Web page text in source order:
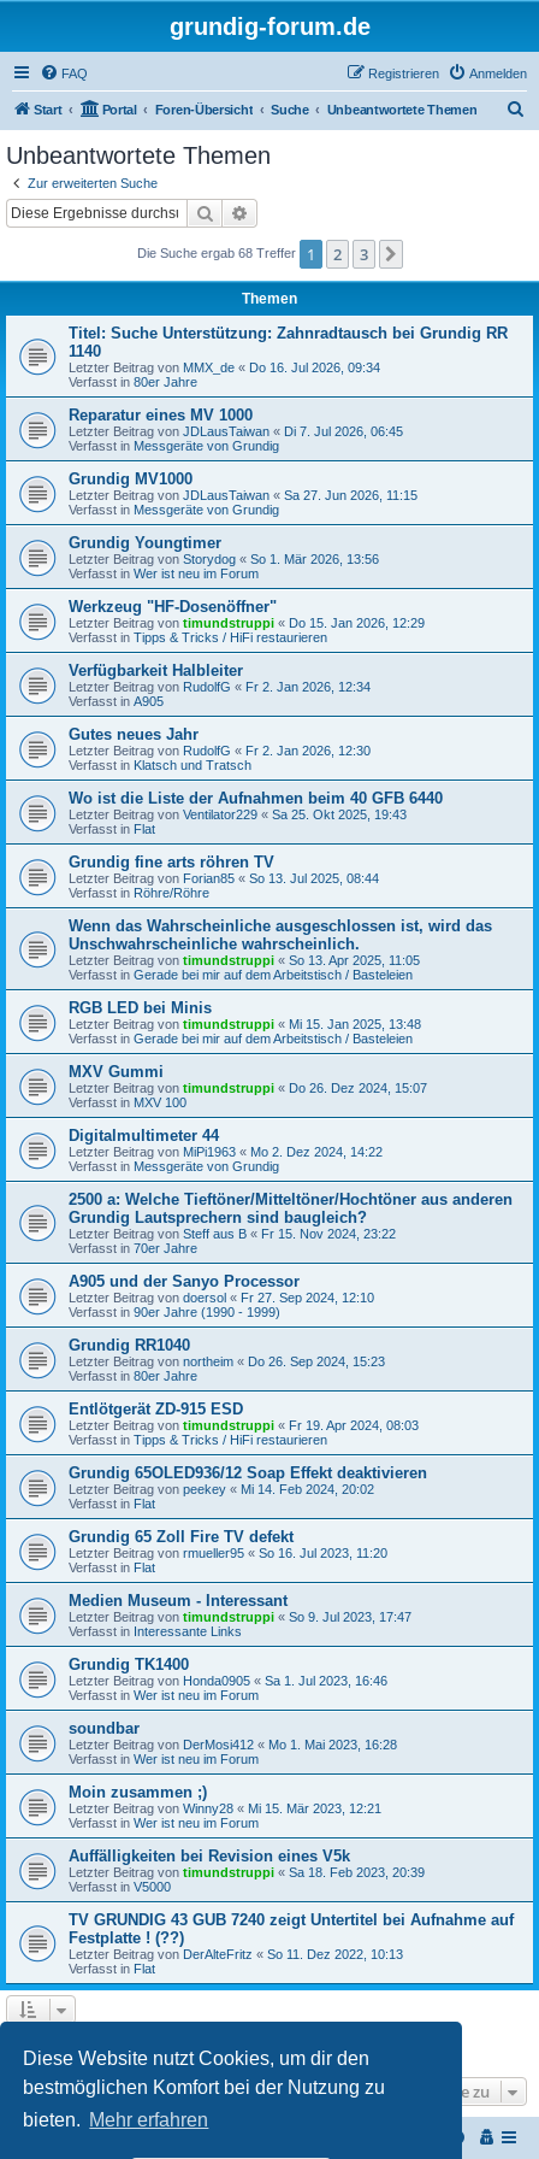
Diese Website nutzt Cookies, um dir den
bestmöglichen Komfort bei der Nutzung zu
bieten. Mehr erfahren
grundig-forum.de
FAQ Anmelden
Registrieren
Start Portal Foren-Übersicht Suche Unbeantwortete Themen
Unbeantwortete Themen
Zur erweiterten Suche
Suche
Die Suche ergab 68 Treffer 1 2 3
Themen
Titel: Suche Unterstützung: Zahnradtausch bei Grundig RR
1140
Letzter Beitrag von MMX_de « Do 16. Jul 2026, 09:34
Verfasst in 80er Jahre
Reparatur eines MV 1000
Letzter Beitrag von JDLausTaiwan « Di 7. Jul 2026, 06:45
Verfasst in Messgeräte von Grundig
Grundig MV1000
Letzter Beitrag von JDLausTaiwan « Sa 27. Jun 2026, 11:15
Verfasst in Messgeräte von Grundig
Grundig Youngtimer
Letzter Beitrag von Storydog « So 1. Mär 2026, 13:56
Verfasst in Wer ist neu im Forum
Werkzeug "HF-Dosenöffner"
Letzter Beitrag von timundstruppi « Do 15. Jan 2026, 12:29
Verfasst in Tipps & Tricks / HiFi restaurieren
Verfügbarkeit Halbleiter
Letzter Beitrag von RudolfG « Fr 2. Jan 2026, 12:34
Verfasst in A905
Gutes neues Jahr
Letzter Beitrag von RudolfG « Fr 2. Jan 2026, 12:30
Verfasst in Klatsch und Tratsch
Wo ist die Liste der Aufnahmen beim 40 GFB 6440
Letzter Beitrag von Ventilator229 « Sa 25. Okt 2025, 19:43
Verfasst in Flat
Grundig fine arts röhren TV
Letzter Beitrag von Forian85 « So 13. Jul 2025, 08:44
Verfasst in Röhre/Röhre
Wenn das Wahrscheinliche ausgeschlossen ist, wird das
Unschwahrscheinliche wahrscheinlich.
Letzter Beitrag von timundstruppi « So 13. Apr 2025, 11:05
Verfasst in Gerade bei mir auf dem Arbeitstisch / Basteleien
RGB LED bei Minis
Letzter Beitrag von timundstruppi « Mi 15. Jan 2025, 13:48
Verfasst in Gerade bei mir auf dem Arbeitstisch / Basteleien
MXV Gummi
Letzter Beitrag von timundstruppi « Do 26. Dez 2024, 15:07
Verfasst in MXV 100
Digitalmultimeter 44
Letzter Beitrag von MiPi1963 « Mo 2. Dez 2024, 14:22
Verfasst in Messgeräte von Grundig
2500 a: Welche Tieftöner/Mitteltöner/Hochtöner aus anderen
Grundig Lautsprechern sind baugleich?
Letzter Beitrag von Steff aus B « Fr 15. Nov 2024, 23:22
Verfasst in 70er Jahre
A905 und der Sanyo Processor
Letzter Beitrag von doersol « Fr 27. Sep 2024, 12:10
Verfasst in 90er Jahre (1990 - 1999)
Grundig RR1040
Letzter Beitrag von northeim « Do 26. Sep 2024, 15:23
Verfasst in 80er Jahre
Entlötgerät ZD-915 ESD
Letzter Beitrag von timundstruppi « Fr 19. Apr 2024, 08:03
Verfasst in Tipps & Tricks / HiFi restaurieren
Grundig 65OLED936/12 Soap Effekt deaktivieren
Letzter Beitrag von peekey « Mi 14. Feb 2024, 20:02
Verfasst in Flat
Grundig 65 Zoll Fire TV defekt
Letzter Beitrag von rmueller95 « So 16. Jul 2023, 11:20
Verfasst in Flat
Medien Museum - Interessant
Letzter Beitrag von timundstruppi « So 9. Jul 2023, 17:47
Verfasst in Interessante Links
Grundig TK1400
Letzter Beitrag von Honda0905 « Sa 1. Jul 2023, 16:46
Verfasst in Wer ist neu im Forum
soundbar
Letzter Beitrag von DerMosi412 « Mo 1. Mai 2023, 16:28
Verfasst in Wer ist neu im Forum
Moin zusammen ;)
Letzter Beitrag von Winny28 « Mi 15. Mär 2023, 12:21
Verfasst in Wer ist neu im Forum
Auffälligkeiten bei Revision eines V5k
Letzter Beitrag von timundstruppi « Sa 18. Feb 2023, 20:39
Verfasst in V5000
TV GRUNDIG 43 GUB 7240 zeigt Untertitel bei Aufnahme auf
Festplatte ! (??)
Letzter Beitrag von DerAlteFritz « So 11. Dez 2022, 10:13
Verfasst in Flat
Gehe zu